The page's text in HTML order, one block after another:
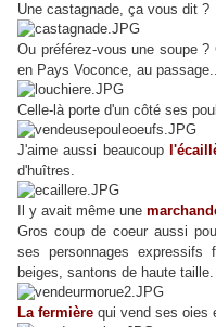
Une castagnade, ça vous dit ?
Ou préférez-vous une soupe ?
en Pays Voconce, au
Celle-là porte d'un côté ses
J'aime aussi beaucoup
d'huîtres.
Il y avait même une
Gros coup de coeur aussi
ses personnages
beiges, santons de haute
La fermière qui vend ses oies